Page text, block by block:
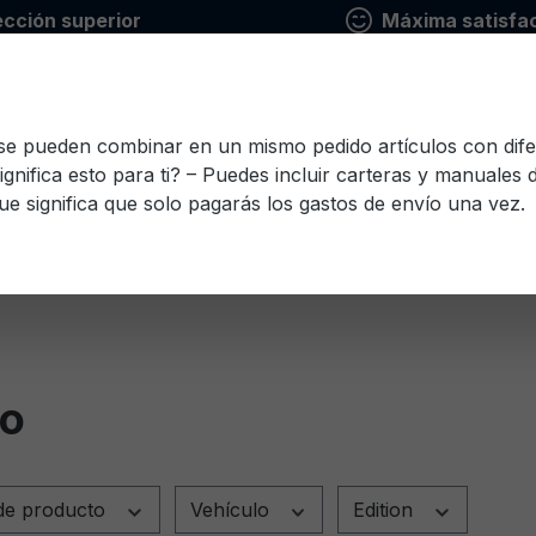
superior Máxima
Finlandés Francés Griego Italiano
producto Vehículo Edition
pueden combinar en un mismo pedido artículos con
esto para ti? – Puedes incluir carteras y manuales
significa que solo pagarás los gastos de envío una vez.